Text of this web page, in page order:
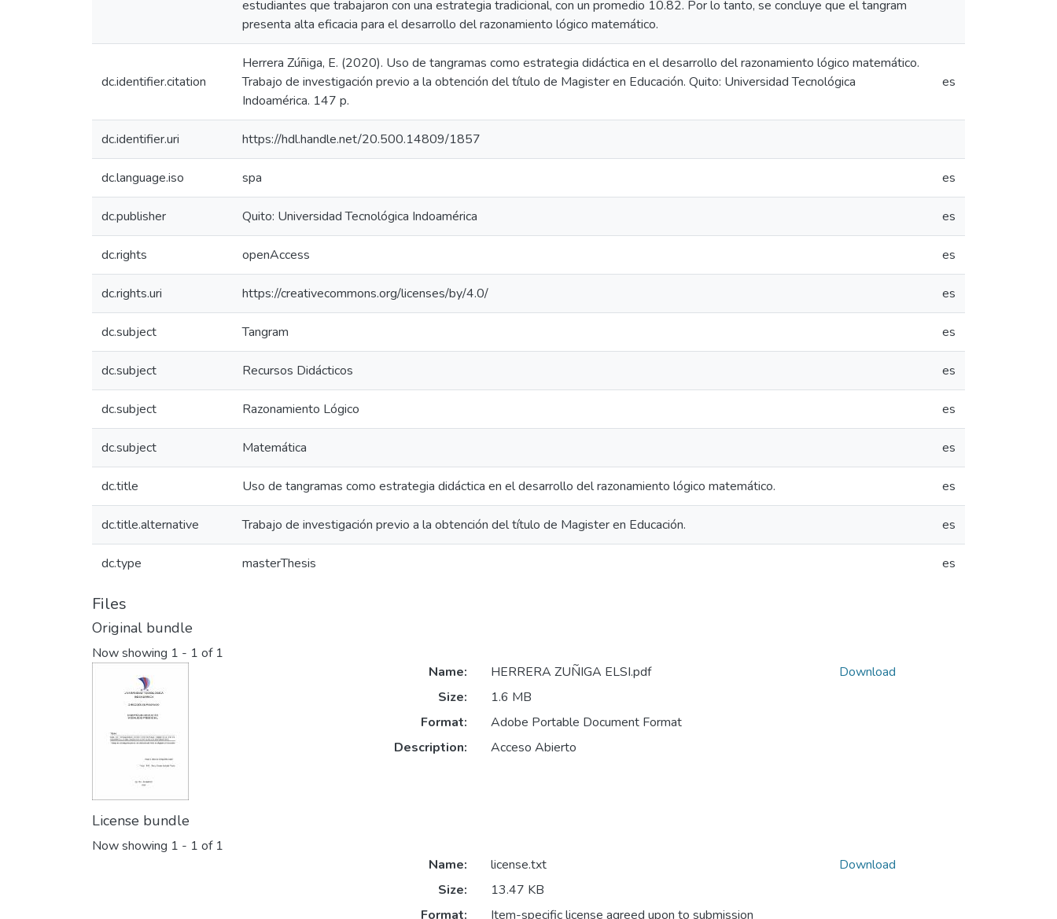
estudiantes que trabajaron con una estrategia tradicional, con un promedio 10.82. Por lo tanto, se concluye que el tangram
presenta alta eficacia para el desarrollo del razonamiento lógico matemático.
dc.identifier.citation
Herrera Zúñiga, E. (2020). Uso de tangramas como estrategia didáctica en el desarrollo del razonamiento lógico matemático.
Trabajo de investigación previo a la obtención del título de Magister en Educación. Quito: Universidad Tecnológica
Indoamérica. 147 p.
es
dc.identifier.uri https://hdl.handle.net/20.500.14809/1857
dc.language.iso spa es
dc.publisher Quito: Universidad Tecnológica Indoamérica es
dc.rights openAccess es
dc.rights.uri https://creativecommons.org/licenses/by/4.0/ es
dc.subject Tangram es
dc.subject Recursos Didácticos es
dc.subject Razonamiento Lógico es
dc.subject Matemática es
dc.title Uso de tangramas como estrategia didáctica en el desarrollo del razonamiento lógico matemático. es
dc.title.alternative Trabajo de investigación previo a la obtención del título de Magister en Educación. es
dc.type masterThesis es
Files
Original bundle
Now showing 1 - 1 of 1
Name:
HERRERA ZUÑIGA ELSI.pdf
Size:
1.6 MB
Format:
Adobe Portable Document Format
Description:
Acceso Abierto
Download
License bundle
Now showing 1 - 1 of 1
Name:
license.txt
Size:
13.47 KB
Format:
Item-specific license agreed upon to submission
Download